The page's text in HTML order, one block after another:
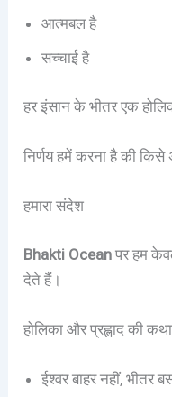
आत्मबल है
सच्चाई है
हर इंसान के भीतर एक
निर्णय हमें करना है की किसे
हमारा संदेश
Bhakti Ocean पर हम
देते हैं।
होलिका और प्रह्लाद की
ईश्वर बाहर नहीं, भीतर